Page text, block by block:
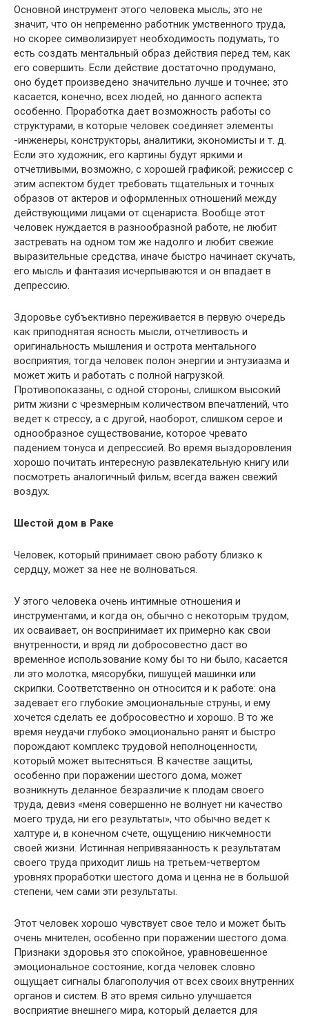
Основной инструмент этого человека мысль; это не
значит, что он непременно работник умственного труда,
но скорее символизирует необходимость подумать, то
есть создать ментальный образ действия перед тем, как
его совершить. Если действие достаточно продумано,
оно будет произведено значительно лучше и точнее; это
касается, конечно, всех людей, но данного аспекта
особенно. Проработка дает возможность работы со
структурами, в которые человек соединяет элементы
-инженеры, конструкторы, аналитики, экономисты и т. д.
Если это художник, его картины будут яркими и
отчетливыми, возможно, с хорошей графикой; режиссер с
этим аспектом будет требовать тщательных и точных
образов от актеров и оформленных отношений между
действующими лицами от сценариста. Вообще этот
человек нуждается в разнообразной работе, не любит
застревать на одном том же надолго и любит свежие
выразительные средства, иначе быстро начинает скучать,
его мысль и фантазия исчерпываются и он впадает в
депрессию.
Здоровье субъективно переживается в первую очередь
как приподнятая ясность мысли, отчетливость и
оригинальность мышления и острота ментального
восприятия; тогда человек полон энергии и энтузиазма и
может жить и работать с полной нагрузкой.
Противопоказаны, с одной стороны, слишком высокий
ритм жизни с чрезмерным количеством впечатлений, что
ведет к стрессу, а с другой, наоборот, слишком серое и
однообразное существование, которое чревато
падением тонуса и депрессией. Во время выздоровления
хорошо почитать интересную развлекательную книгу или
посмотреть аналогичный фильм; всегда важен свежий
воздух.
Шестой дом в Раке
Человек, который принимает свою работу близко к
сердцу, может за нее не волноваться.
У этого человека очень интимные отношения и
инструментами, и когда он, обычно с некоторым трудом,
их осваивает, он воспринимает их примерно как свои
внутренности, и вряд ли добросовестно даст во
временное использование кому бы то ни было, касается
ли это молотка, мясорубки, пишущей машинки или
скрипки. Соответственно он относится и к работе: она
задевает его глубокие эмоциональные струны, и ему
хочется сделать ее добросовестно и хорошо. В то же
время неудачи глубоко эмоционально ранят и быстро
порождают комплекс трудовой неполноценности,
который может вытесняться. В качестве защиты,
особенно при поражении шестого дома, может
возникнуть деланное безразличие к плодам своего
труда, девиз «меня совершенно не волнует ни качество
моего труда, ни его результаты», что обычно ведет к
халтуре и, в конечном счете, ощущению никчемности
своей жизни. Истинная непривязанность к результатам
своего труда приходит лишь на третьем-четвертом
уровнях проработки шестого дома и ценна не в большой
степени, чем сами эти результаты.
Этот человек хорошо чувствует свое тело и может быть
очень мнителен, особенно при поражении шестого дома.
Признаки здоровья это спокойное, уравновешенное
эмоциональное состояние, когда человек словно
ощущает сигналы благополучия от всех своих внутренних
органов и систем. В это время сильно улучшается
восприятие внешнего мира, который делается для